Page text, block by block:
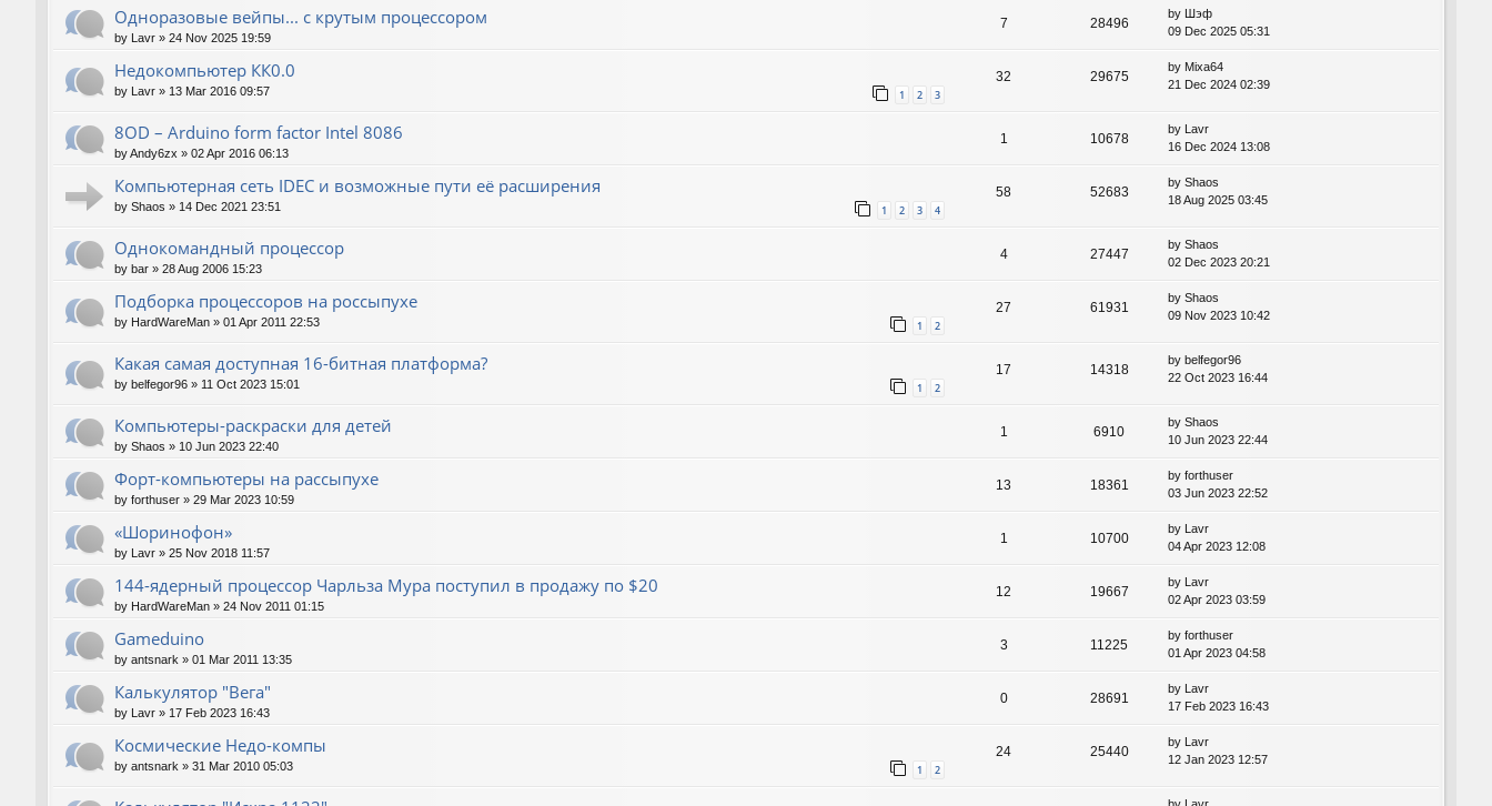
Одноразовые вейпы... с крутым процессором
by Lavr » 24 Nov 2025 19:59
7 28496
by Шэф
09 Dec 2025 05:31
Недокомпьютер КК0.0
by Lavr » 13 Mar 2016 09:57 1 2 3
32 29675
by Mixa64
21 Dec 2024 02:39
8OD – Arduino form factor Intel 8086
byAndy6zx » 02 Apr 2016 06:13
1 10678
by Lavr
16 Dec 2024 13:08
Компьютерная сеть IDEC и возможные пути её расширения
by Shaos » 14 Dec 2021 23:51 1 2 3 4
58 52683
by Shaos
18 Aug 2025 03:45
Однокомандный процессор
by bar » 28 Aug 2006 15:23
4 27447
by Shaos
02 Dec 2023 20:21
Подборка процессоров на россыпухе
by HardWareMan » 01 Apr 2011 22:53 1 2
27 61931
by Shaos
09 Nov 2023 10:42
Какая самая доступная 16-битная платформа?
by belfegor96 » 11 Oct 2023 15:01 1 2
17 14318
by belfegor96
22 Oct 2023 16:44
Компьютеры-раскраски для детей
by Shaos » 10 Jun 2023 22:40
1 6910
by Shaos
10 Jun 2023 22:44
Форт-компьютеры на рассыпухе
by forthuser » 29 Mar 2023 10:59
13 18361
by forthuser
03 Jun 2023 22:52
«Шоринофон»
by Lavr » 25 Nov 2018 11:57
1 10700
by Lavr
04 Apr 2023 12:08
144-ядерный процессор Чарльза Мура поступил в продажу по $20
by HardWareMan » 24 Nov 2011 01:15
12 19667
by Lavr
02 Apr 2023 03:59
Gameduino
by antsnark » 01 Mar 2011 13:35
3 11225
by forthuser
01 Apr 2023 04:58
Калькулятор "Вега"
by Lavr » 17 Feb 2023 16:43
0 28691
by Lavr
17 Feb 2023 16:43
Космические Недо-компы
by antsnark » 31 Mar 2010 05:03 1 2
24 25440
by Lavr
12 Jan 2023 12:57